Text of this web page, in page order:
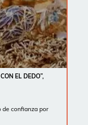
EL DEDO”,
de confianza por